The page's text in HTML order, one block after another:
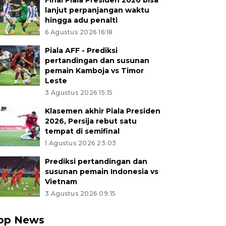
lanjut perpanjangan waktu
hingga adu penalti
6 Agustus 2026 16:18
Piala AFF - Prediksi
pertandingan dan susunan
pemain Kamboja vs Timor
Leste
3 Agustus 2026 15:15
Klasemen akhir Piala Presiden
2026, Persija rebut satu
tempat di semifinal
1 Agustus 2026 23:03
Prediksi pertandingan dan
susunan pemain Indonesia vs
Vietnam
3 Agustus 2026 09:15
News